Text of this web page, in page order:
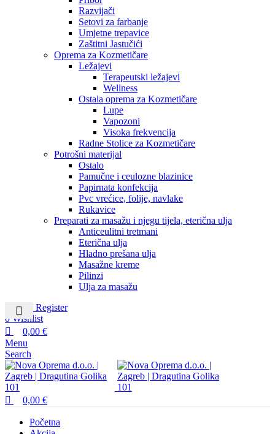
Razvijači
Setovi za farbanje
Umjetne trepavice
Zaštitni Jastučići
Oprema za Kozmetičare
Ležajevi
Terapeutski ležajevi
Wellness
Ostala oprema za Kozmetičare
Lupe
Vapozoni
Visoka frekvencija
Radne Stolice za Kozmetičare
Potrošni materijal
Ostalo
Pamučne i ceulozne blazinice
Papirnata konfekcija
Pvc vrećice, folije, navlake
Rukavice
Preparati za masažu i njegu tijela, eterična ulja
Anticeulitni tretmani
Eterična ulja
Hladno prešana ulja
Masažne kreme
Pilinzi
Ulja za masažu
Login / Register
0 Wishlist
0,00 €
Menu
Search
0,00 €
Početna